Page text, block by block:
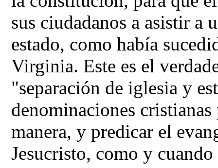
sus ciudadanos a asistir a
estado, como había
Virginia. Este es el
"separación de iglesia y
denominaciones
manera, y predicar el
Jesucristo, como y cuando